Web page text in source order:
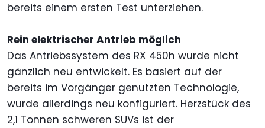
bereits einem ersten Test unterziehen.
Rein elektrischer Antrieb möglich
Das Antriebssystem des RX 450h wurde nicht
gänzlich neu entwickelt. Es basiert auf der
bereits im Vorgänger genutzten Technologie,
wurde allerdings neu konfiguriert. Herzstück des
2,1 Tonnen schweren SUVs ist der